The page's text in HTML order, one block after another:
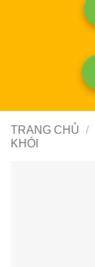
TRANG CHỦ /
KHÓI